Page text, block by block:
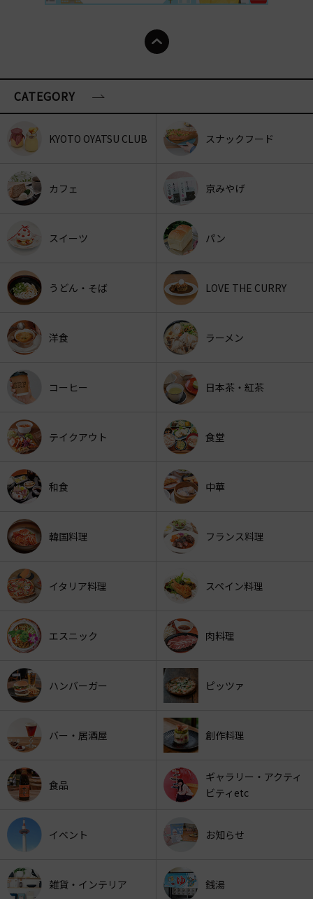
CATEGORY
KYOTO OYATSU CLUB スナックフード
カフェ 京みやげ
スイーツ パン
うどん・そば LOVE THE CURRY
洋食 ラーメン
コーヒー 日本茶・紅茶
テイクアウト 食堂
和食 中華
韓国料理 フランス料理
イタリア料理 スペイン料理
エスニック 肉料理
ハンバーガー ピッツァ
バー・居酒屋 創作料理
食品
ギャラリー・アクティ
ビティetc
イベント お知らせ
雑貨・インテリア 銭湯